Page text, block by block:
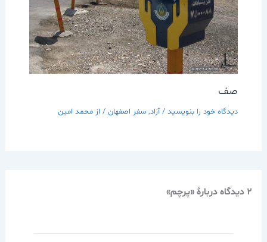
صف
دیدگاه‌ خود را بنویسید /آزاد, سفر اصفهان/ از محمد امین
2 دیدگاه دربارهٔ «پرچم»